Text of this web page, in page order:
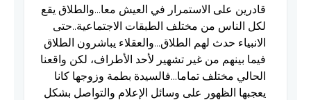
قادرين على الاستمرار في العيش معا...والطلاق يقع
لكل الناس من مختلف الطبقات الاجتماعية..حتى
الانبياء حدث لهم الطلاق...والعقلاء يباشرون الطلاق
فيما بينهم من غير تشهير لأحد الأطراف، لكن واقعنا
الحالي مختلف تماما...فالسيدة بطمة وزوجها كانا
يعجبها الظهور على وسائل الإعلام والتواصل بشكل